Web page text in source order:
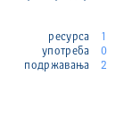
ресурса
1
употреба
0
подржавања
2